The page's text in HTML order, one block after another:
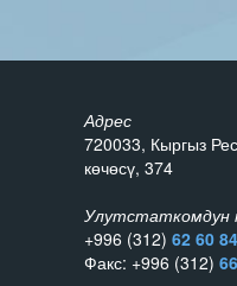
Адрес
720033, Кыргыз
көчөсү, 374
Улутстаткомдун
+996 (312) 62 60 84
Факс: +996 (312)